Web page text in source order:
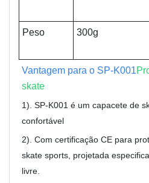
Peso 300g
Vantagem para o SP-K001
skate
1). SP-K001 é um capacete de
confortável
2). Com certificação CE para
skate sports, projetada
livre.